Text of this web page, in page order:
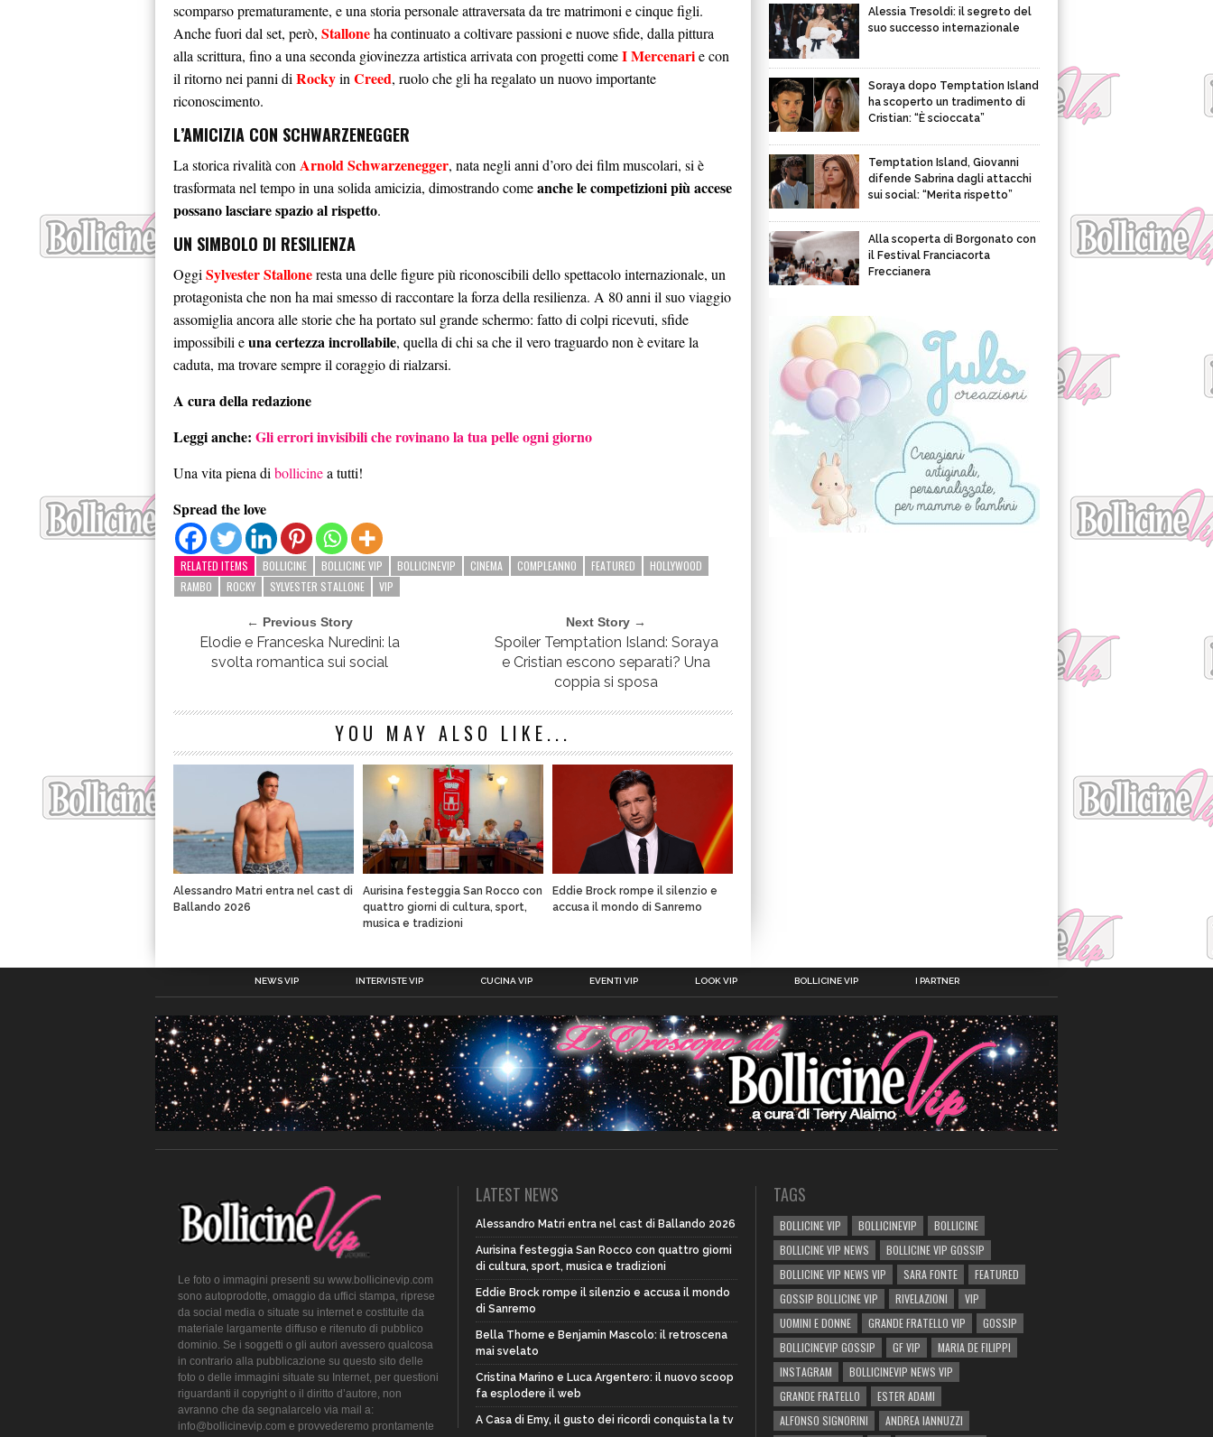
scomparso prematuramente, e una storia personale attraversata da tre matrimoni e cinque figli.
Anche fuori dal set, però, Stalloneha continuato a coltivare passioni e nuove sfide, dalla pittura
alla scrittura, fino a una seconda giovinezza artistica arrivata con progetti comeI Mercenarie con
il ritorno nei panni di Rockyin Creed, ruolo che gli ha regalato un nuovo importante
riconoscimento.
L’AMICIZIA CON SCHWARZENEGGER
La storica rivalità con Arnold Schwarzenegger, nata negli anni d’oro dei film muscolari, si è
trasformata nel tempo in una solida amicizia, dimostrando comeanche le competizioni più accese
possano lasciare spazio al rispetto.
UN SIMBOLO DI RESILIENZA
Oggi Sylvester Stalloneresta una delle figure più riconoscibili dello spettacolo internazionale, un
protagonista che non ha mai smesso di raccontare la forza della resilienza. A 80 anni il suo viaggio
assomiglia ancora alle storie che ha portato sul grande schermo: fatto di colpi ricevuti, sfide
impossibili euna certezza incrollabile, quella di chi sa che il vero traguardo non è evitare la
caduta, ma trovare sempre il coraggio di rialzarsi.
A cura della redazione
Leggi anche: Gli errori invisibili che rovinano la tua pelle ogni giorno
Una vita piena di bollicinea tutti!
Spread the love
RELATED ITEMS BOLLICINE BOLLICINE VIP BOLLICINEVIP CINEMA COMPLEANNO FEATURED
HOLLYWOOD
RAMBO
ROCKY SYLVESTER STALLONE VIP
← Previous Story
Elodie e Franceska Nuredini: la
svolta romantica sui social
Next Story →
Spoiler Temptation Island: Soraya
e Cristian escono separati? Una
coppia si sposa
YOU MAY ALSO LIKE...
Alessandro Matri entra nel cast di
Ballando 2026
Aurisina festeggia San Rocco con
quattro giorni di cultura, sport,
musica e tradizioni
Eddie Brock rompe il silenzio e
accusa il mondo di Sanremo
Alessia Tresoldi: il segreto del
suo successo internazionale
Soraya dopo Temptation Island
ha scoperto un tradimento di
Cristian: “È scioccata”
Temptation Island, Giovanni
difende Sabrina dagli attacchi
sui social: “Merita rispetto”
Alla scoperta di Borgonato con
il Festival Franciacorta
Freccianera
NEWS VIP INTERVISTE VIP CUCINA VIP EVENTI VIP LOOK VIP BOLLICINE VIP I PARTNER
Le foto o immagini presenti su www.bollicinevip.com
sono autoprodotte, omaggio da uffici stampa, riprese
da social media o situate su internet e costituite da
materiale largamente diffuso e ritenuto di pubblico
dominio. Se i soggetti o gli autori avessero qualcosa
in contrario alla pubblicazione su questo sito delle
foto o delle immagini situate su Internet, per questioni
riguardanti il copyright o il diritto d’autore, non
avranno che da segnalarcelo via mail a:
info@bollicinevip.com e provvederemo prontamente
LATEST NEWS
Alessandro Matri entra nel cast di Ballando 2026
Aurisina festeggia San Rocco con quattro giorni
di cultura, sport, musica e tradizioni
Eddie Brock rompe il silenzio e accusa il mondo
di Sanremo
Bella Thorne e Benjamin Mascolo: il retroscena
mai svelato
Cristina Marino e Luca Argentero: il nuovo scoop
fa esplodere il web
A Casa di Emy, il gusto dei ricordi conquista la tv
TAGS
BOLLICINE VIP BOLLICINEVIP
BOLLICINE
BOLLICINE VIP NEWS
BOLLICINE VIP GOSSIP
BOLLICINE VIP NEWS VIP
SARA FONTE
FEATURED
GOSSIP BOLLICINE VIP
RIVELAZIONI
VIP
UOMINI E DONNE
GRANDE FRATELLO VIP
GOSSIP
BOLLICINEVIP GOSSIP
GF VIP
MARIA DE FILIPPI
INSTAGRAM
BOLLICINEVIP NEWS VIP
GRANDE FRATELLO
ESTER ADAMI
ALFONSO SIGNORINI
ANDREA IANNUZZI